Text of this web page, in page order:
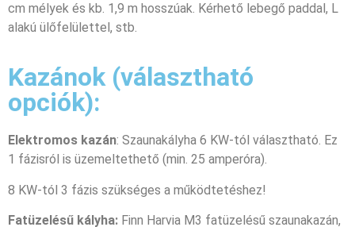
cm mélyek és kb. 1,9 m hosszúak. Kérhető lebegő paddal, L
alakú ülőfelülettel, stb.
Kazánok (választható
opciók):
Elektromos kazán: Szaunakályha 6 KW-tól választható. Ez
1 fázisról is üzemeltethető (min. 25 amperóra).
8 KW-tól 3 fázis szükséges a működtetéshez!
Fatüzelésű kályha: Finn Harvia M3 fatüzelésű szaunakazán,